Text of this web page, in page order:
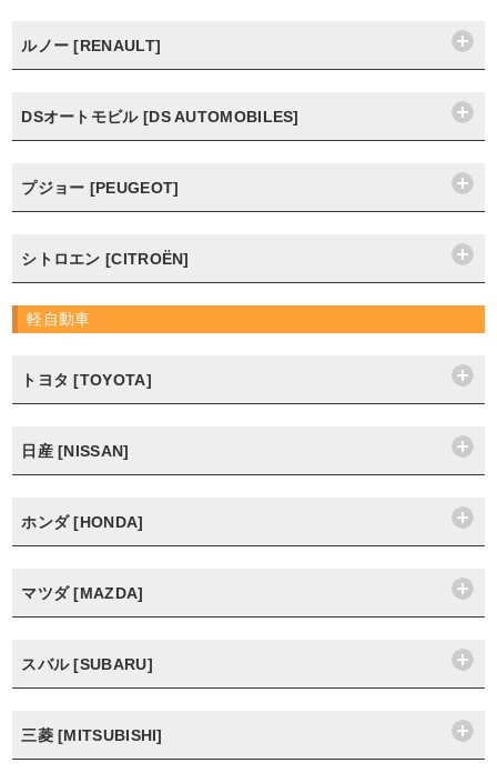
ルノー [RENAULT]
DSオートモビル [DS AUTOMOBILES]
プジョー [PEUGEOT]
シトロエン [CITROËN]
軽自動車
トヨタ [TOYOTA]
日産 [NISSAN]
ホンダ [HONDA]
マツダ [MAZDA]
スバル [SUBARU]
三菱 [MITSUBISHI]